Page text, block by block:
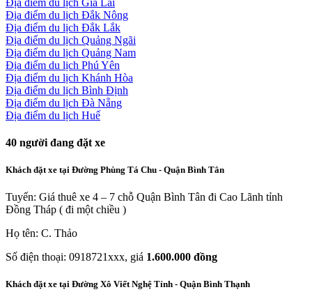
Địa điểm du lịch Đắk Nông
Địa điểm du lịch Đắk Lắk
Địa điểm du lịch Quảng Ngãi
Địa điểm du lịch Quảng Nam
Địa điểm du lịch Phú Yên
Địa điểm du lịch Khánh Hòa
Địa điểm du lịch Bình Định
Địa điểm du lịch Đà Nẵng
Địa điểm du lịch Huế
40 người đang đặt xe
Khách đặt xe tại Đường Phùng Tá Chu - Quận Bình Tân
Tuyến: Giá thuê xe 4 – 7 chỗ Quận Bình Tân đi Cao Lãnh tỉnh
Đồng Tháp ( đi một chiều )
Họ tên: C. Thảo
Số điện thoại: 0918721xxx, giá 1.600.000 đồng
Khách đặt xe tại Đường Xô Viết Nghệ Tỉnh - Quận Bình Thạnh